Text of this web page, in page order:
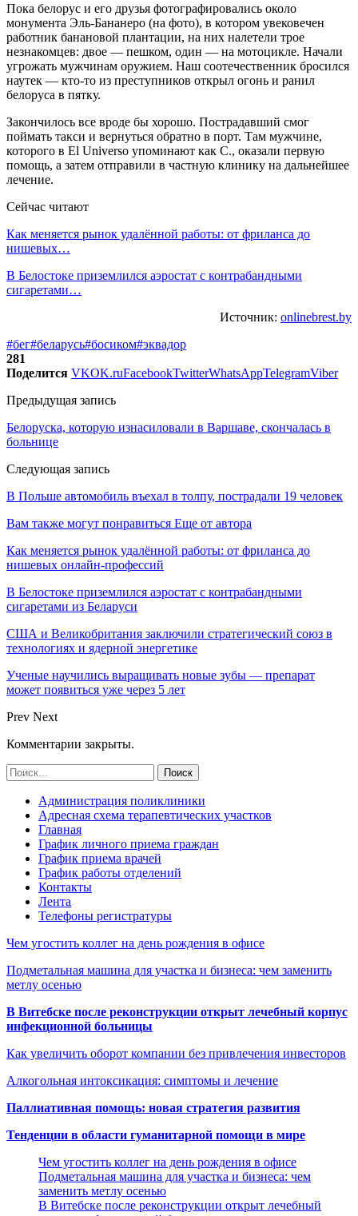
Пока белорус и его друзья фотографировались около
монумента Эль-Бананеро (на фото), в котором увековечен
работник банановой плантации, на них налетели трое
незнакомцев: двое — пешком, один — на мотоцикле. Начали
угрожать мужчинам оружием. Наш соотечественник бросился
наутек — кто-то из преступников открыл огонь и ранил
белоруса в пятку.
Закончилось все вроде бы хорошо. Пострадавший смог
поймать такси и вернуться обратно в порт. Там мужчине,
которого в El Universo упоминают как С., оказали первую
помощь, а затем отправили в частную клинику на дальнейшее
лечение.
Сейчас читают
Как меняется рынок удалённой работы: от фриланса до
нишевых…
В Белостоке приземлился аэростат с контрабандными
сигаретами…
Источник: onlinebrest.by
#бег#беларусь#босиком#эквадор
281
Поделится VKOK.ruFacebookTwitterWhatsAppTelegramViber
Предыдущая запись
Белоруска, которую изнасиловали в Варшаве, скончалась в
больнице
Следующая запись
В Польше автомобиль въехал в толпу, пострадали 19 человек
Вам также могут понравиться Еще от автора
Как меняется рынок удалённой работы: от фриланса до
нишевых онлайн-профессий
В Белостоке приземлился аэростат с контрабандными
сигаретами из Беларуси
США и Великобритания заключили стратегический союз в
технологиях и ядерной энергетике
Ученые научились выращивать новые зубы — препарат
может появиться уже через 5 лет
Prev Next
Комментарии закрыты.
Администрация поликлиники
Адресная схема терапевтических участков
Главная
График личного приема граждан
График приема врачей
График работы отделений
Контакты
Лента
Телефоны регистратуры
Чем угостить коллег на день рождения в офисе
Подметальная машина для участка и бизнеса: чем заменить
метлу осенью
В Витебске после реконструкции открыт лечебный корпус
инфекционной больницы
Как увеличить оборот компании без привлечения инвесторов
Алкогольная интоксикация: симптомы и лечение
Паллиативная помощь: новая стратегия развития
Тенденции в области гуманитарной помощи в мире
Чем угостить коллег на день рождения в офисе
Подметальная машина для участка и бизнеса: чем
заменить метлу осенью
В Витебске после реконструкции открыт лечебный